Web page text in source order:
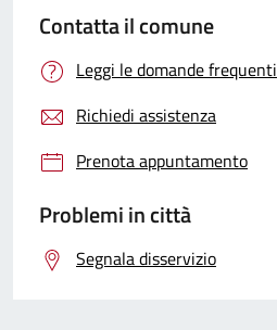
Contatta il comune
Leggi le domande frequenti
Richiedi assistenza
Prenota appuntamento
Problemi in città
Segnala disservizio